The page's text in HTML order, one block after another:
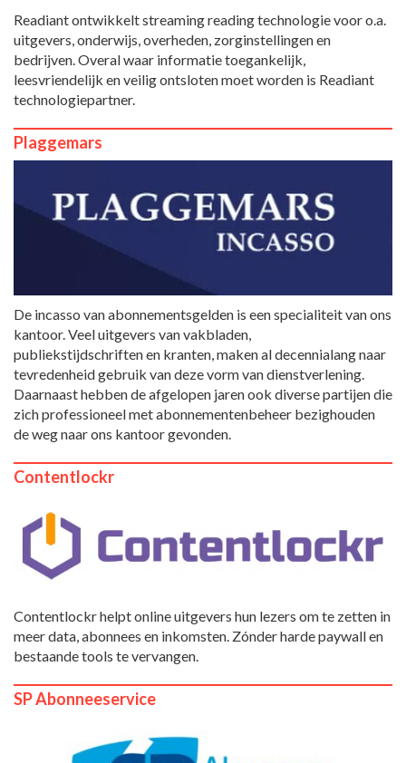
Readiant ontwikkelt streaming reading technologie voor o.a.
uitgevers, onderwijs, overheden, zorginstellingen en
bedrijven. Overal waar informatie toegankelijk,
leesvriendelijk en veilig ontsloten moet worden is Readiant
technologiepartner.
Plaggemars
De incasso van abonnementsgelden is een specialiteit van ons
kantoor. Veel uitgevers van vakbladen,
publiekstijdschriften en kranten, maken al decennialang naar
tevredenheid gebruik van deze vorm van dienstverlening.
Daarnaast hebben de afgelopen jaren ook diverse partijen die
zich professioneel met abonnementenbeheer bezighouden
de weg naar ons kantoor gevonden.
Contentlockr
Contentlockr helpt online uitgevers hun lezers om te zetten in
meer data, abonnees en inkomsten. Zónder harde paywall en
bestaande tools te vervangen.
SP Abonneeservice